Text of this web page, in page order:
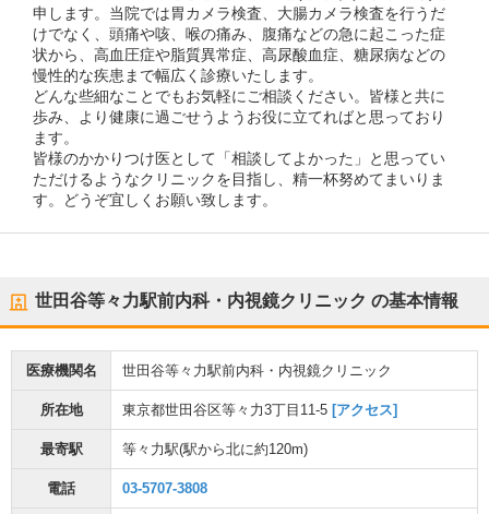
申します。当院では胃カメラ検査、大腸カメラ検査を行うだ
けでなく、頭痛や咳、喉の痛み、腹痛などの急に起こった症
状から、高血圧症や脂質異常症、高尿酸血症、糖尿病などの
慢性的な疾患まで幅広く診療いたします。
どんな些細なことでもお気軽にご相談ください。皆様と共に
歩み、より健康に過ごせうようお役に立てればと思っており
ます。
皆様のかかりつけ医として「相談してよかった」と思ってい
ただけるようなクリニックを目指し、精一杯努めてまいりま
す。どうぞ宜しくお願い致します。
世田谷等々力駅前内科・内視鏡クリニック の基本情報
医療機関名 世田谷等々力駅前内科・内視鏡クリニック
所在地 東京都世田谷区等々力3丁目11-5 [アクセス]
最寄駅 等々力駅(駅から北に約120m)
電話 03-5707-3808